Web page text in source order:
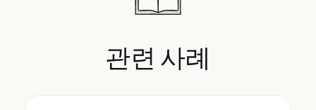
관련 사례